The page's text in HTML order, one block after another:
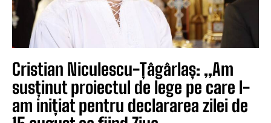
Cristian Niculescu-Țâgârlaș: „Am
susținut proiectul de lege pe care l-
am inițiat pentru declararea zilei de